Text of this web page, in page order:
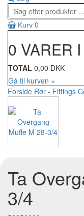
Kurv 0
0 VARER
TOTAL 0,00 DKK
Gå til kurven »
Forside Rør - Fittings
Ta
3/4